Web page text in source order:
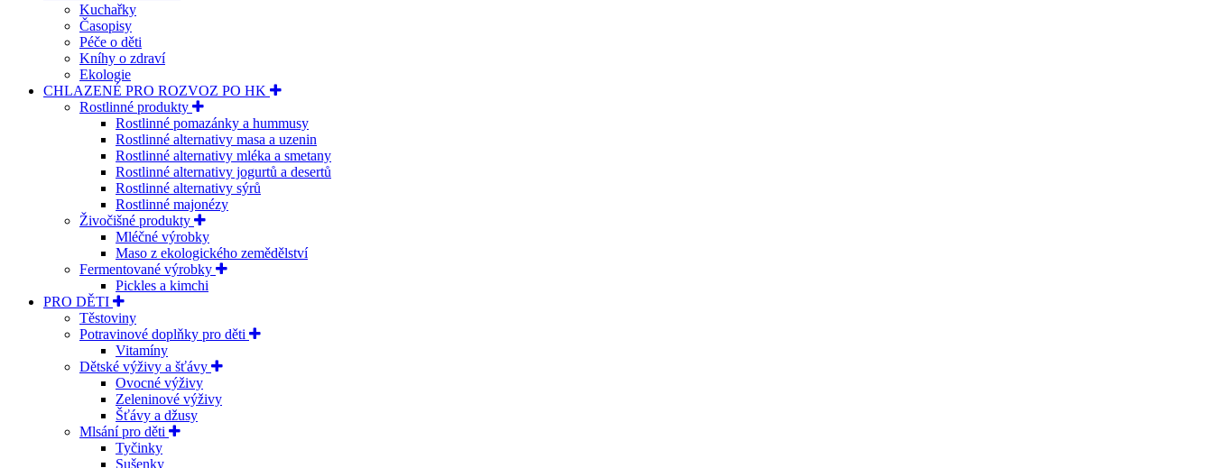
Kuchařky
Časopisy
Péče o děti
Kníhy o zdraví
Ekologie
CHLAZENÉ PRO ROZVOZ PO HK
Rostlinné produkty
Rostlinné pomazánky a hummusy
Rostlinné alternativy masa a uzenin
Rostlinné alternativy mléka a smetany
Rostlinné alternativy jogurtů a desertů
Rostlinné alternativy sýrů
Rostlinné majonézy
Živočišné produkty
Mléčné výrobky
Maso z ekologického zemědělství
Fermentované výrobky
Pickles a kimchi
PRO DĚTI
Těstoviny
Potravinové doplňky pro děti
Vitamíny
Dětské výživy a šťávy
Ovocné výživy
Zeleninové výživy
Šťávy a džusy
Mlsání pro děti
Tyčinky
Sušenky